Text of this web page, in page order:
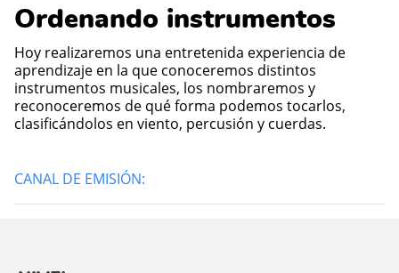
Ordenando instrumentos
Hoy realizaremos una entretenida experiencia de
aprendizaje en la que conoceremos distintos
instrumentos musicales, los nombraremos y
reconoceremos de qué forma podemos tocarlos,
clasificándolos en viento, percusión y cuerdas.
CANAL DE EMISIÓN: